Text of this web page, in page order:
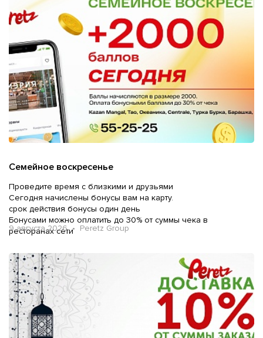
Семейное воскресенье
Проведите время с близкими и друзьями
Сегодня начислены бонусы вам на карту.
срок действия бонусы один день
Бонусами можно оплатить до 30% от суммы чека в
ресторанах сети
9 августа 2026 • Peretz Group